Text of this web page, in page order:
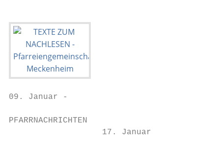
09. Januar -
PFARRNACHRICHTEN
                   17. Januar